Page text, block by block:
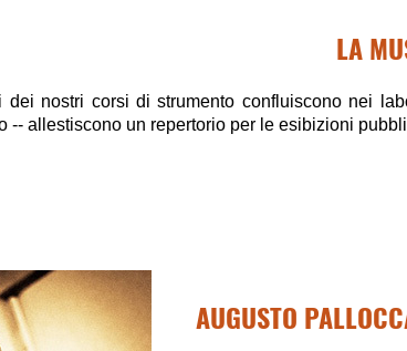
LA
dei nostri corsi di strumento confluiscono nei
-- allestiscono un repertorio per le esibizioni
AUGUSTO